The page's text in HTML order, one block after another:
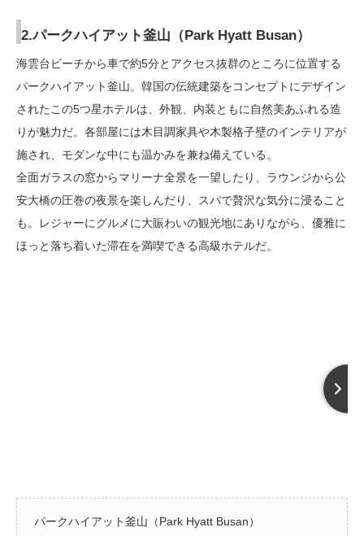
2.パークハイアット釜山（Park Hyatt Busan）
海雲台ビーチから車で約5分とアクセス抜群のところに位置する
パークハイアット釜山。韓国の伝統建築をコンセプトにデザイン
されたこの5つ星ホテルは、外観、内装ともに自然美あふれる造
りが魅力だ。各部屋には木目調家具や木製格子壁のインテリアが
施され、モダンな中にも温かみを兼ね備えている。
全面ガラスの窓からマリーナ全景を一望したり、ラウンジから公
安大橋の圧巻の夜景を楽しんだり、スパで贅沢な気分に浸ること
も。レジャーにグルメに大賑わいの観光地にありながら、優雅に
ほっと落ち着いた滞在を満喫できる高級ホテルだ。
パークハイアット釜山（Park Hyatt Busan）